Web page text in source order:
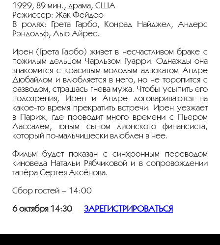
1929, 89 мин., драма, США
Режиссер: Жак Фейдер
В ролях: Грета Гарбо, Конрад Найджел, Андерс
Рэндольф, Лью Айрес.
Ирен (Грета Гарбо) живет в несчастливом браке с
пожилым дельцом Чарльзом Гуарри. Однажды она
знакомится с красивым молодым адвокатом Андре
Дюбайлом и влюбляется в него, но не торопится с
разводом, страшась гнева мужа. Чтобы усыпить его
подозрения, Ирен и Андре договариваются на
какое-то время прекратить встречи. Ирен уезжает
в Париж, где проводит много времени с Пьером
Лассалем, юным сыном лионского финансиста,
который по-мальчишески влюблен в нее.
Фильм будет показан с синхронным переводом
киноведа Натальи Рябчиковой и в сопровождении
тапёра Сергея Аксёнова.
Сбор гостей – 14:00
6 октября 14:30 ЗАРЕГИСТРИРОВАТЬСЯ